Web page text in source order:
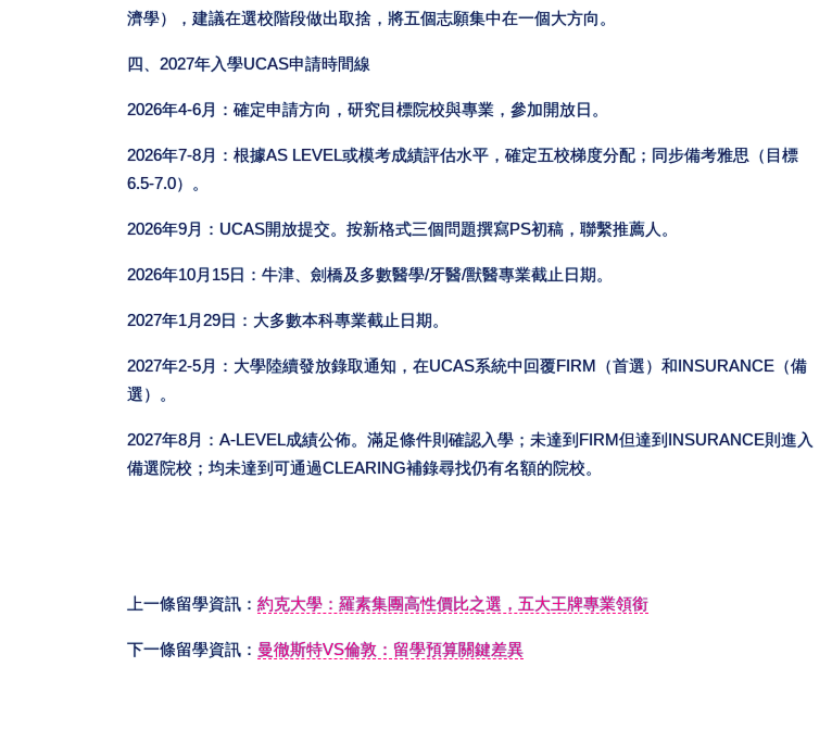
濟學），建議在選校階段做出取捨，將五個志願集中在一個大方向。
四、2027年入學UCAS申請時間線
2026年4-6月：確定申請方向，研究目標院校與專業，參加開放日。
2026年7-8月：根據AS LEVEL或模考成績評估水平，確定五校梯度分配；同步備考雅思（目標
6.5-7.0）。
2026年9月：UCAS開放提交。按新格式三個問題撰寫PS初稿，聯繫推薦人。
2026年10月15日：牛津、劍橋及多數醫學/牙醫/獸醫專業截止日期。
2027年1月29日：大多數本科專業截止日期。
2027年2-5月：大學陸續發放錄取通知，在UCAS系統中回覆FIRM（首選）和INSURANCE（備
選）。
2027年8月：A-LEVEL成績公佈。滿足條件則確認入學；未達到FIRM但達到INSURANCE則進入
備選院校；均未達到可通過CLEARING補錄尋找仍有名額的院校。
上一條留學資訊： 約克大學：羅素集團高性價比之選，五大王牌專業領銜
下一條留學資訊： 曼徹斯特VS倫敦：留學預算關鍵差異